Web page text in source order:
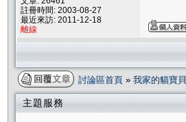
註冊時間: 2003-08-27
最近來訪: 2011-12-18
離線
討論區首頁 » 我家的貓寶貝
主題服務